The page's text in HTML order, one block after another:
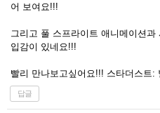
어 보여요!!!
그리고 풀 스프라이트 애니메이션
입감이 있네요!!!
빨리 만나보고싶어요!!! 스타더스트:
답글